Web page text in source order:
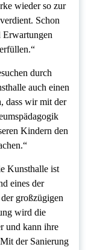
wieder so zur
Schon
Erwartungen
durch
auch einen
dass wir mit der
Kindern den
Kunsthalle ist
eines der
großzügigen
wird die
und kann ihre
der Sanierung